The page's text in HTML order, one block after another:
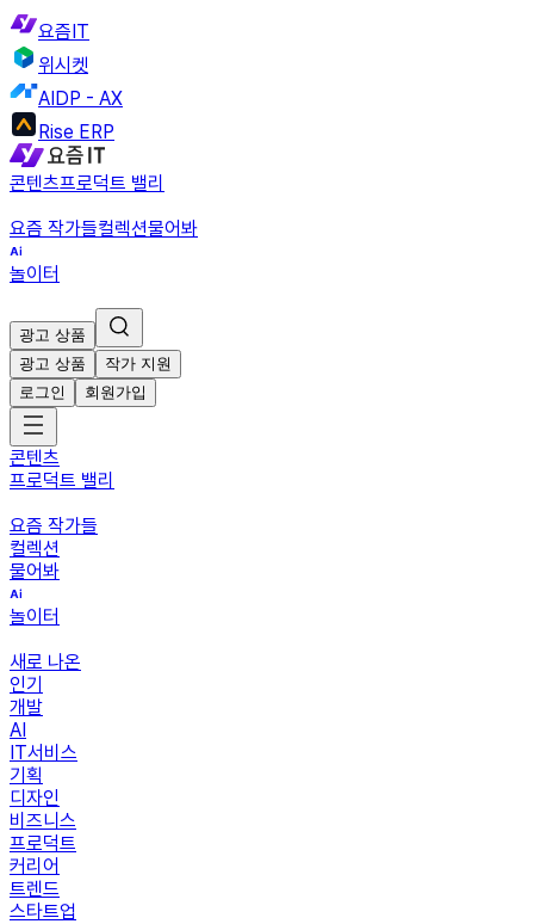
요즘IT
위시켓
AIDP - AX
Rise ERP
콘텐츠프로덕트 밸리
요즘 작가들컬렉션물어봐
놀이터
광고 상품
광고 상품
작가 지원
로그인
회원가입
콘텐츠
프로덕트 밸리
요즘 작가들
컬렉션
물어봐
놀이터
새로 나온
인기
개발
AI
IT서비스
기획
디자인
비즈니스
프로덕트
커리어
트렌드
스타트업